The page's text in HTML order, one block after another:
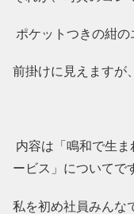
ポケットつきの紺の
前掛けに見えますが
内容は「鳴和で生
ービス」についてで
私を初め社員みんな